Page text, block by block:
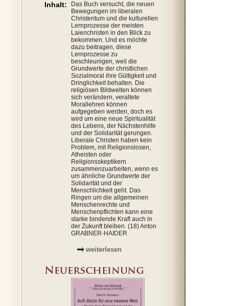
Inhalt:
Das Buch versucht, die neuen
Bewegungen im liberalen
Christentum und die kulturellen
Lernprozesse der meisten
Laienchristen in den Blick zu
bekommen. Und es möchte
dazu beitragen, diese
Lernprozesse zu
beschleunigen, weil die
Grundwerte der christlichen
Sozialmoral ihre Gültigkeit und
Dringlichkeit behalten. Die
religiösen Bildwelten können
sich verändern, veraltete
Morallehren können
aufgegeben werden, doch es
wird um eine neue Spiritualität
des Lebens, der Nächstenhilfe
und der Solidarität gerungen.
Liberale Christen haben kein
Problem, mit Religionslosen,
Atheisten oder
Religionsskeptikern
zusammenzuarbeiten, wenn es
um ähnliche Grundwerte der
Solidarität und der
Menschlichkeit geht. Das
Ringen um die allgemeinen
Menschenrechte und
Menschenpflichten kann eine
starke bindende Kraft auch in
der Zukunft bleiben. (18) Anton
GRABNER-HAIDER
weiterlesen